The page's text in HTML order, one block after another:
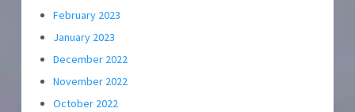
February 2023
January 2023
December 2022
November 2022
October 2022